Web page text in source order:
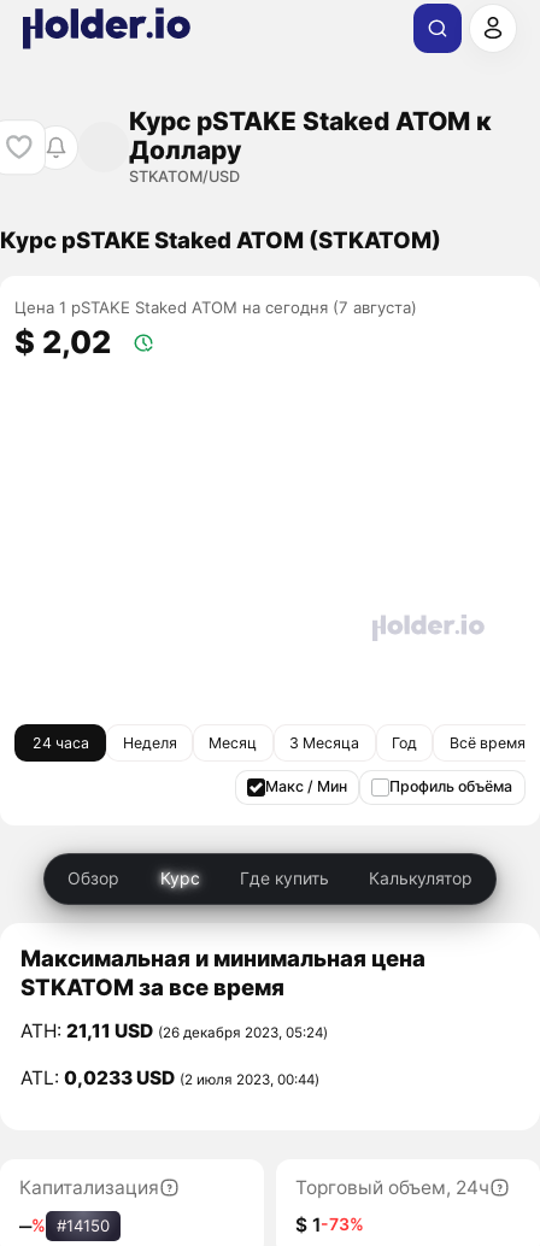
Курс pSTAKE Staked ATOM к
Доллару
STKATOM/USD
Курс pSTAKE Staked ATOM (STKATOM)
Цена 1 pSTAKE Staked ATOM на сегодня (7 августа)
$ 2,02
24 часа Неделя Месяц 3 Месяца Год Всё время
Макс / Мин Профиль объёма
Обзор Курс Где купить Калькулятор
Максимальная и минимальная цена
STKATOM за все время
ATH:21,11 USD (26 декабря 2023, 05:24)
ATL:0,0233 USD (2 июля 2023, 00:44)
Капитализация
‒% #14150
Торговый объем, 24ч
$ 1-73%